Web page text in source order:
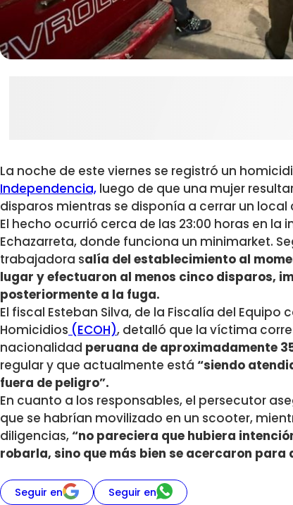
La noche de este viernes se registró un
Independencia, luego de que una mujer
disparos mientras se disponía a cerrar un local
El hecho ocurrió cerca de las 23:00 horas en la
Echazarreta, donde funciona un minimarket.
trabajadora salía del establecimiento al
lugar y efectuaron al menos cinco disparos,
posteriormente a la fuga.
El fiscal Esteban Silva, de la Fiscalía del Equipo
Homicidios (ECOH), detalló que la víctima
nacionalidad peruana de aproximadamente
regular y que actualmente está “siendo
fuera de peligro”.
En cuanto a los responsables, el persecutor
que se habrían movilizado en un scooter,
diligencias,“no pareciera que hubiera
robarla, sino que más bien se acercaron
Seguir en Seguir en